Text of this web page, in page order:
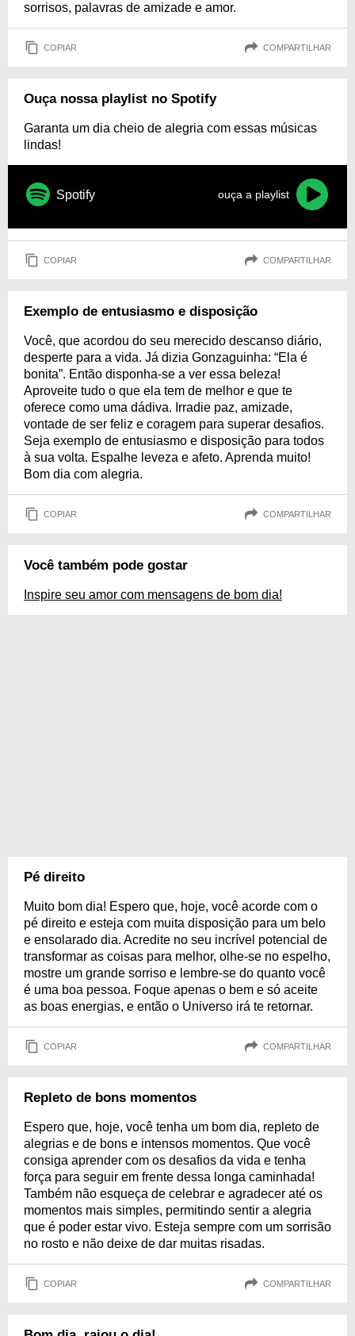
sorrisos, palavras de amizade e amor.
COPIAR COMPARTILHAR
Ouça nossa playlist no Spotify
Garanta um dia cheio de alegria com essas músicas
lindas!
Spotify ouça a playlist
COPIAR COMPARTILHAR
Exemplo de entusiasmo e disposição
Você, que acordou do seu merecido descanso diário,
desperte para a vida. Já dizia Gonzaguinha: “Ela é
bonita”. Então disponha-se a ver essa beleza!
Aproveite tudo o que ela tem de melhor e que te
oferece como uma dádiva. Irradie paz, amizade,
vontade de ser feliz e coragem para superar desafios.
Seja exemplo de entusiasmo e disposição para todos
à sua volta. Espalhe leveza e afeto. Aprenda muito!
Bom dia com alegria.
COPIAR COMPARTILHAR
Você também pode gostar
Inspire seu amor com mensagens de bom dia!
Pé direito
Muito bom dia! Espero que, hoje, você acorde com o
pé direito e esteja com muita disposição para um belo
e ensolarado dia. Acredite no seu incrível potencial de
transformar as coisas para melhor, olhe-se no espelho,
mostre um grande sorriso e lembre-se do quanto você
é uma boa pessoa. Foque apenas o bem e só aceite
as boas energias, e então o Universo irá te retornar.
COPIAR COMPARTILHAR
Repleto de bons momentos
Espero que, hoje, você tenha um bom dia, repleto de
alegrias e de bons e intensos momentos. Que você
consiga aprender com os desafios da vida e tenha
força para seguir em frente dessa longa caminhada!
Também não esqueça de celebrar e agradecer até os
momentos mais simples, permitindo sentir a alegria
que é poder estar vivo. Esteja sempre com um sorrisão
no rosto e não deixe de dar muitas risadas.
COPIAR COMPARTILHAR